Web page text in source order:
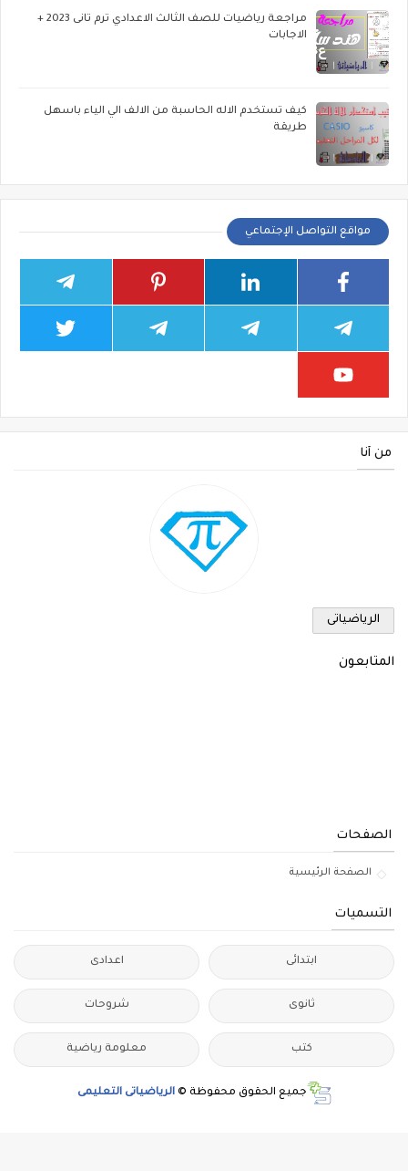
مراجعة رياضيات للصف الثالث الاعدادي ترم تانى 2023 +
الاجابات
كيف تستخدم الاله الحاسبة من الالف الي الياء باسهل
طريقة
مواقع التواصل الإجتماعي
من أنا
الرياضياتى
المتابعون
الصفحات
الصفحة الرئيسية
التسميات
ابتدائى اعدادى
ثانوى شروحات
كتب معلومة رياضية
جميع الحقوق محفوظة © الرياضياتى التعليمى